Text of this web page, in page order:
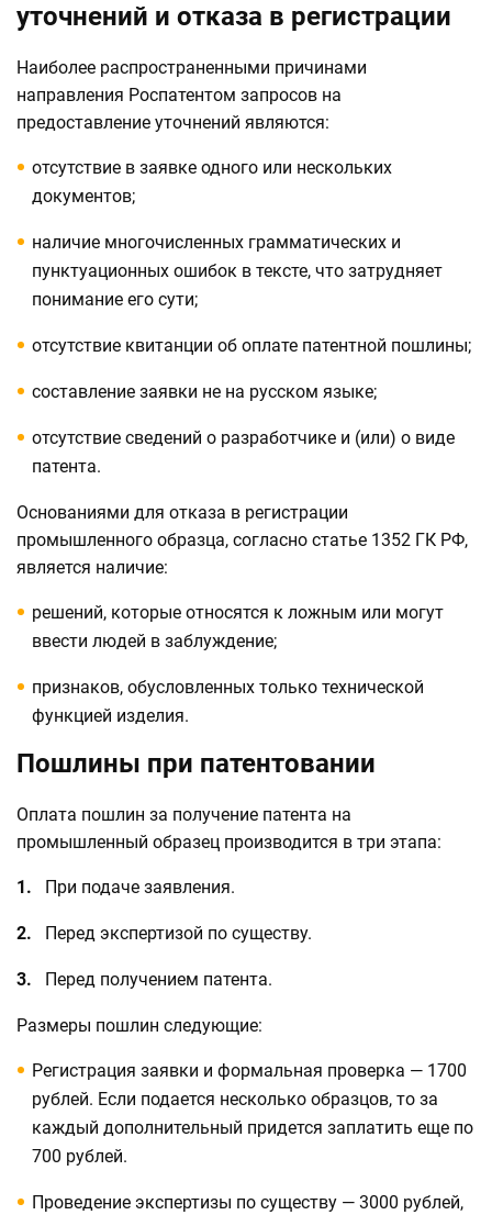
уточнений и отказа в регистрации
Наиболее распространенными причинами
направления Роспатентом запросов на
предоставление уточнений являются:
отсутствие в заявке одного или нескольких
документов;
наличие многочисленных грамматических и
пунктуационных ошибок в тексте, что затрудняет
понимание его сути;
отсутствие квитанции об оплате патентной пошлины;
составление заявки не на русском языке;
отсутствие сведений о разработчике и (или) о виде
патента.
Основаниями для отказа в регистрации
промышленного образца, согласно статье 1352 ГК РФ,
является наличие:
решений, которые относятся к ложным или могут
ввести людей в заблуждение;
признаков, обусловленных только технической
функцией изделия.
Пошлины при патентовании
Оплата пошлин за получение патента на
промышленный образец производится в три этапа:
При подаче заявления.
Перед экспертизой по существу.
Перед получением патента.
Размеры пошлин следующие:
Регистрация заявки и формальная проверка — 1700
рублей. Если подается несколько образцов, то за
каждый дополнительный придется заплатить еще по
700 рублей.
Проведение экспертизы по существу — 3000 рублей,